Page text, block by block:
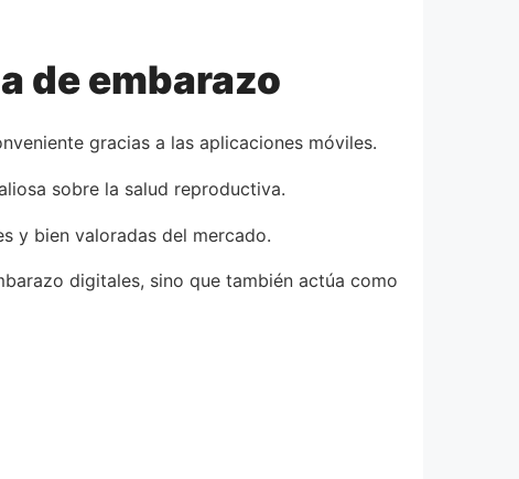
de embarazo
gracias a las aplicaciones móviles.
sobre la salud reproductiva.
y bien valoradas del mercado.
digitales, sino que también actúa como